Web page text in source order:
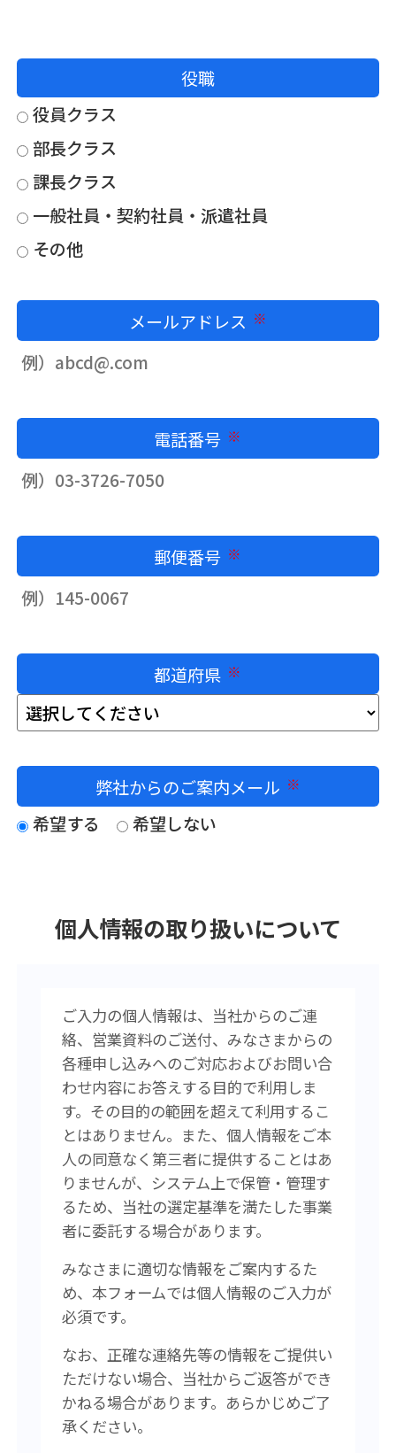
役職
役員クラス
部長クラス
課長クラス
一般社員・契約社員・派遣社員
その他
メールアドレス
電話番号
郵便番号
都道府県
弊社からのご案内メール
希望する 希望しない
個人情報の取り扱いについて
ご入力の個人情報は、当社からのご連
絡、営業資料のご送付、みなさまからの
各種申し込みへのご対応およびお問い合
わせ内容にお答えする目的で利用しま
す。その目的の範囲を超えて利用するこ
とはありません。また、個人情報をご本
人の同意なく第三者に提供することはあ
りませんが、システム上で保管・管理す
るため、当社の選定基準を満たした事業
者に委託する場合があります。
みなさまに適切な情報をご案内するた
め、本フォームでは個人情報のご入力が
必須です。
なお、正確な連絡先等の情報をご提供い
ただけない場合、当社からご返答ができ
かねる場合があります。あらかじめご了
承ください。